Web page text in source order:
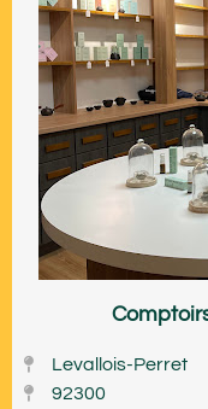
Levallois-Perret
92300